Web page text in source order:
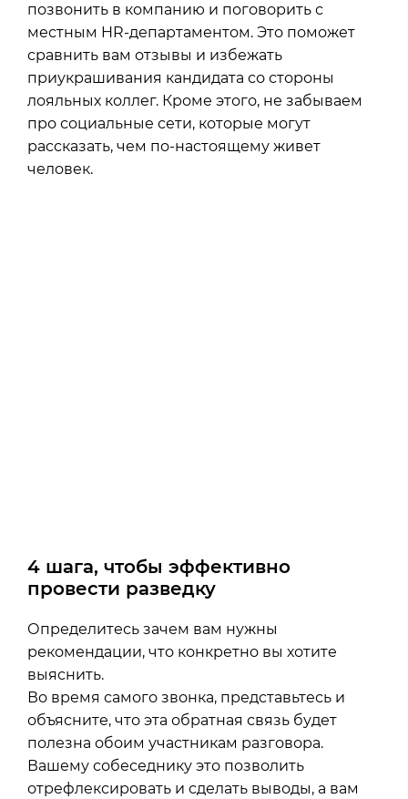
позвонить в компанию и поговорить с
местным HR-департаментом. Это поможет
сравнить вам отзывы и избежать
приукрашивания кандидата со стороны
лояльных коллег. Кроме этого, не забываем
про социальные сети, которые могут
рассказать, чем по-настоящему живет
человек.
4 шага, чтобы эффективно
провести разведку
Определитесь зачем вам нужны
рекомендации, что конкретно вы хотите
выяснить.
Во время самого звонка, представьтесь и
объясните, что эта обратная связь будет
полезна обоим участникам разговора.
Вашему собеседнику это позволить
отрефлексировать и сделать выводы, а вам